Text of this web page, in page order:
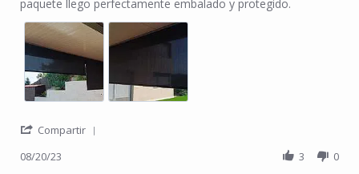
paquete llego perfectamente embalado y protegido.
Compartir
08/20/23 3 0